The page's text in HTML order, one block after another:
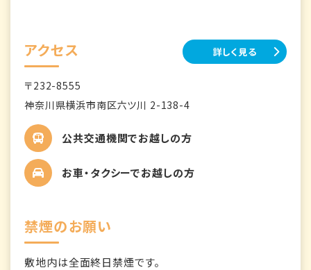
アクセス 詳しく見る
〒232-8555
神奈川県横浜市南区六ツ川 2-138-4
公共交通機関でお越しの方
お車・タクシーでお越しの方
禁煙のお願い
敷地内は全面終日禁煙です。